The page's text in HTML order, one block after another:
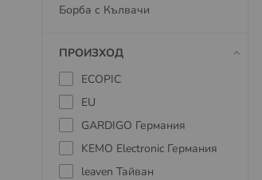
Борба с Кълвачи
ПРОИЗХОД
ECOPIC
EU
GARDIGO Германия
KEMO Electronic Германия
leaven Тайван